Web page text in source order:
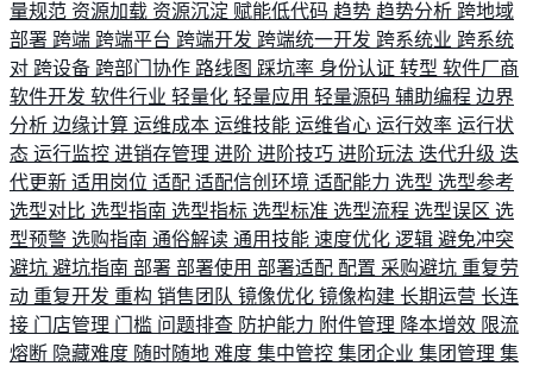
量规范 资源加载 资源沉淀 赋能低代码 趋势 趋势分析 跨地域
部署 跨端 跨端平台 跨端开发 跨端统一开发 跨系统业 跨系统
对 跨设备 跨部门协作 路线图 踩坑率 身份认证 转型 软件厂商
软件开发 软件行业 轻量化 轻量应用 轻量源码 辅助编程 边界
分析 边缘计算 运维成本 运维技能 运维省心 运行效率 运行状
态 运行监控 进销存管理 进阶 进阶技巧 进阶玩法 迭代升级 迭
代更新 适用岗位 适配 适配信创环境 适配能力 选型 选型参考
选型对比 选型指南 选型指标 选型标准 选型流程 选型误区 选
型预警 选购指南 通俗解读 通用技能 速度优化 逻辑 避免冲突
避坑 避坑指南 部署 部署使用 部署适配 配置 采购避坑 重复劳
动 重复开发 重构 销售团队 镜像优化 镜像构建 长期运营 长连
接 门店管理 门槛 问题排查 防护能力 附件管理 降本增效 限流
熔断 隐藏难度 随时随地 难度 集中管控 集团企业 集团管理 集